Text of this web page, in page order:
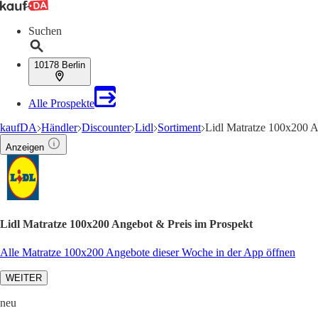
Suchen
10178 Berlin
Alle Prospekte
kaufDA Händler Discounter Lidl Sortiment Lidl Matratze 100x200
Anzeigen
Lidl Matratze 100x200 Angebot & Preis im Prospekt
Alle Matratze 100x200 Angebote dieser Woche in der App öffnen
WEITER
neu